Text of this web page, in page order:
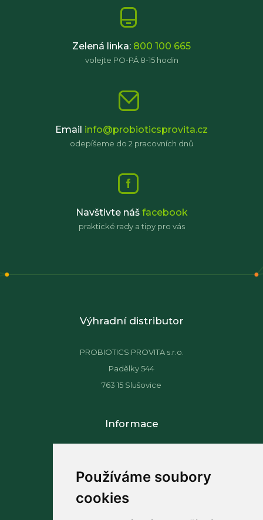
Používáme soubory
cookies
Zelená linka: 800 100 665
volejte PO-PÁ 8-15 hodin
Email info@probioticsprovita.cz
odepíšeme do 2 pracovních dnů
Navštivte náš facebook
praktické rady a tipy pro vás
Výhradní distributor
PROBIOTICS PROVITA s.r.o.
Padělky 544
763 15 Slušovice
Informace
Zásady zpracování souborů cookie